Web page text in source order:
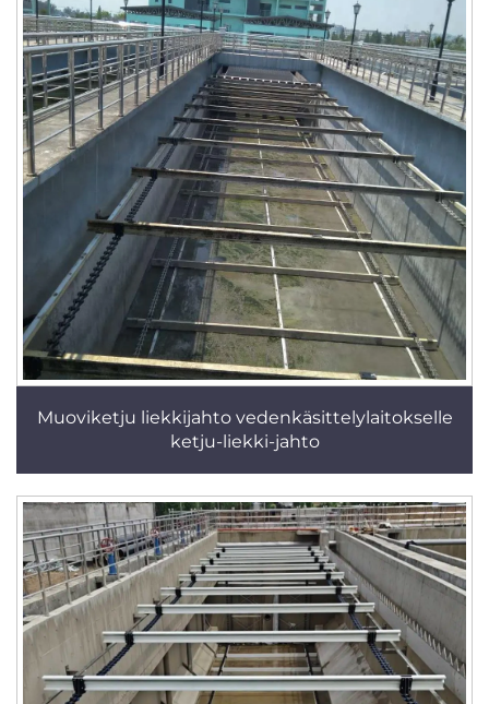
Muoviketju liekkijahto vedenkäsittelylaitokselle
ketju-liekki-jahto